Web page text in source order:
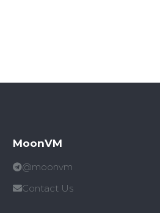
MoonVM
@moonvm
Contact Us